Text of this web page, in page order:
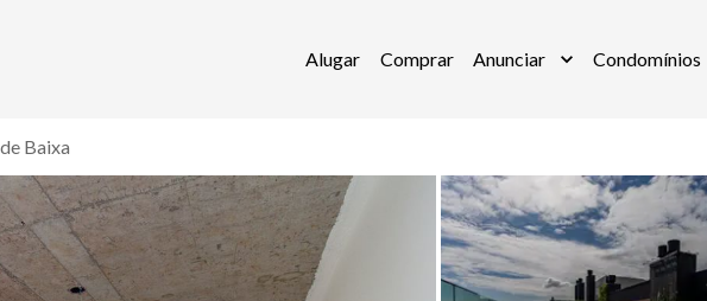
Alugar Comprar Anunciar Condomínios
Baixa